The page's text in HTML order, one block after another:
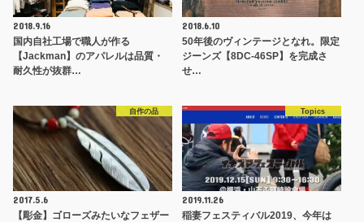
2018.9.16
国内自社工場で職人が作る
【Jackman】のアパレルは品質・
耐久性が抜群…
2018.6.10
50年後のヴィンテージとなれ。限定
ジーンズ【8DC-46SP】を完成さ
せ…
自作の品
2017.5.6
【彫金】ゴローズみたいなフェザー
Topics
2019.11.26
稲妻フェスティバル2019、今年は